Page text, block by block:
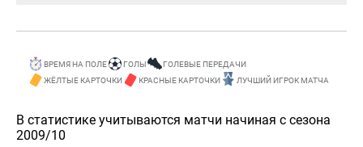
ВРЕМЯ НА ПОЛЕ ГОЛЫ
ГОЛЕВЫЕ ПЕРЕДАЧИ
ЖЁЛТЫЕ КАРТОЧКИ
КРАСНЫЕ КАРТОЧКИ ЛУЧШИЙ ИГРОК МАТЧА
В статистике учитываются матчи начиная с сезона
2009/10